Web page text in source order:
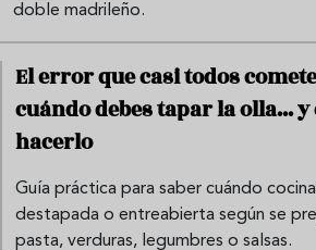
doble madrileño.
El error que casi todos
cuándo debes tapar la olla...
hacerlo
Guía práctica para saber cuándo
destapada o entreabierta según se
pasta, verduras, legumbres o salsas.